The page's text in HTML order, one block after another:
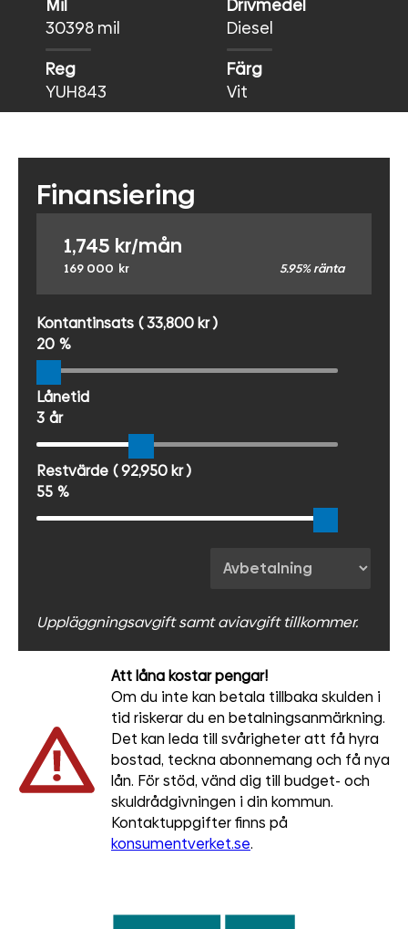
Mil
30398 mil
Drivmedel
Diesel
Reg
YUH843
Färg
Vit
Finansiering
1,745 kr/mån
169 000 kr 5.95% ränta
Kontantinsats ( 33,800 kr )
20 %
Lånetid
3 år
Restvärde ( 92,950 kr )
55 %
Uppläggningsavgift samt aviavgift tillkommer.
Att låna kostar pengar!
Om du inte kan betala tillbaka skulden i
tid riskerar du en betalningsanmärkning.
Det kan leda till svårigheter att få hyra
bostad, teckna abonnemang och få nya
lån. För stöd, vänd dig till budget- och
skuldrådgivningen i din kommun.
Kontaktuppgifter finns på
konsumentverket.se.